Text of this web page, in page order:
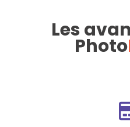
Les
Photo